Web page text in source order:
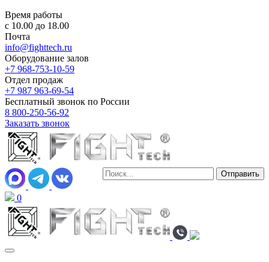
Время работы
с 10.00 до 18.00
Почта
info@fighttech.ru
Оборудование залов
+7 968-753-10-59
Отдел продаж
+7 987 963-69-54
Бесплатный звонок по России
8 800-250-56-92
Заказать звонок
0